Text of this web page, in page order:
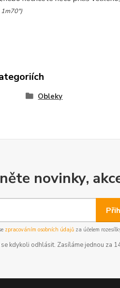
Obleky
novinky,
zpracováním osobních údajůza účelem
se kdykoli odhlásit. Zasíláme jednou za